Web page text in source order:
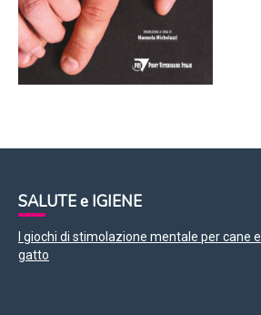
SALUTE e IGIENE
I giochi di stimolazione mentale per cane e
gatto